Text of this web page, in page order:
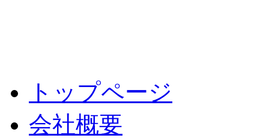
トップページ
会社概要